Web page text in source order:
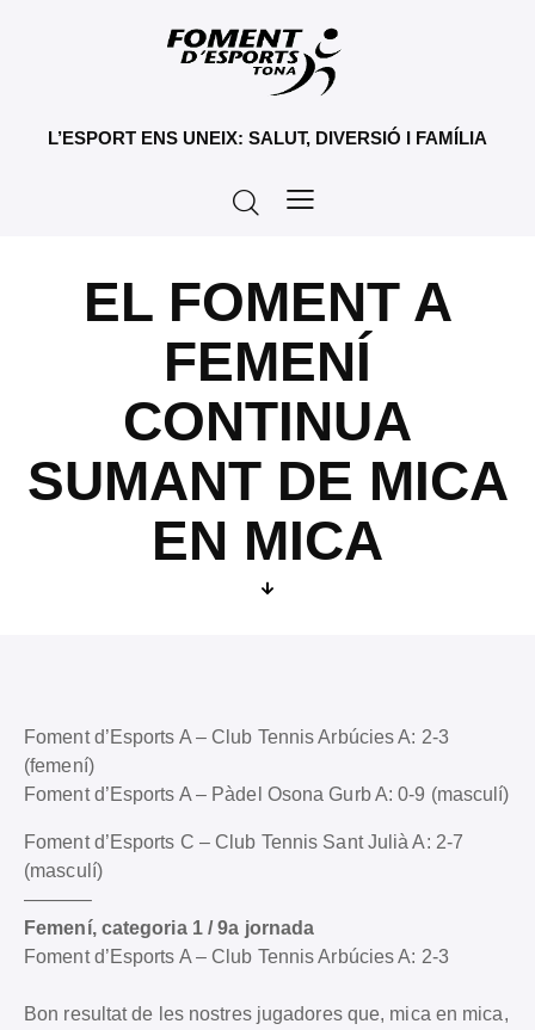
L’ESPORT ENS UNEIX: SALUT, DIVERSIÓ I FAMÍLIA
EL FOMENT A
FEMENÍ
CONTINUA
SUMANT DE MICA
EN MICA
Foment d’Esports A – Club Tennis Arbúcies A: 2-3
(femení)
Foment d’Esports A – Pàdel Osona Gurb A: 0-9 (masculí)
Foment d’Esports C – Club Tennis Sant Julià A: 2-7
(masculí)
———–
Femení, categoria 1 / 9a jornada
Foment d’Esports A – Club Tennis Arbúcies A: 2-3
Bon resultat de les nostres jugadores que, mica en mica,